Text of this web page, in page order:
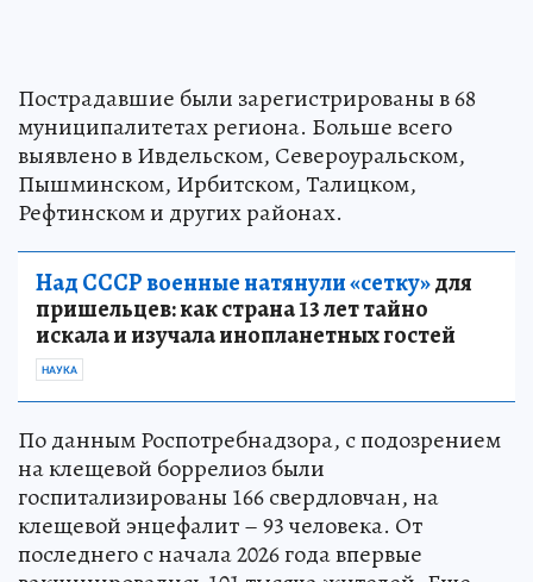
Пострадавшие были зарегистрированы в 68
муниципалитетах региона. Больше всего
выявлено в Ивдельском, Североуральском,
Пышминском, Ирбитском, Талицком,
Рефтинском и других районах.
Над СССР военные натянули «сетку»для
пришельцев: как страна 13 лет тайно
искала и изучала инопланетных гостей
НАУКА
По данным Роспотребнадзора, с подозрением
на клещевой боррелиоз были
госпитализированы 166 свердловчан, на
клещевой энцефалит – 93 человека. От
последнего с начала 2026 года впервые